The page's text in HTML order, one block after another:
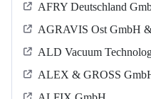
AFRY Deutschland
AGRAVIS Ost GmbH
ALD Vacuum
ALEX & GROSS